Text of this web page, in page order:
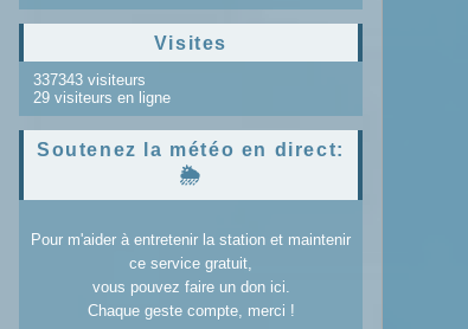
Visites
337343 visiteurs
29 visiteurs en ligne
Soutenez la météo en direct:
🌦️
Pour m'aider à entretenir la station et maintenir
ce service gratuit,
vous pouvez faire un don ici.
Chaque geste compte, merci !